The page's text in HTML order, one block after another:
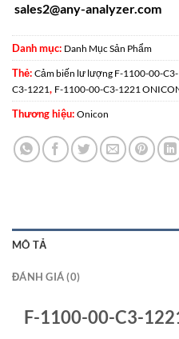
sales2@any-analyzer.com
Danh mục: Danh Mục Sản Phẩm
Thẻ: Cảm biến lư lượng F-1100-00-
C3-1221, F-1100-00-C3-1221
Thương hiệu: Onicon
MÔ TẢ
ĐÁNH GIÁ (0)
F-1100-00-C3-